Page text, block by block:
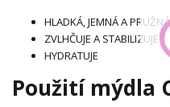
HLADKÁ, JEMNÁ A
ZVLHČUJE A STABILIZUJE
HYDRATUJE
Použití mýdla